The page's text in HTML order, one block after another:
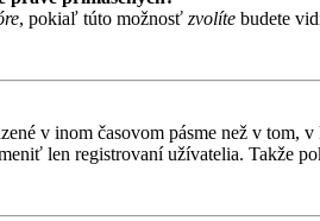
, pokiaľ túto možnosť zvolíte budete
v inom časovom pásme než v tom,
len registrovaní užívatelia. Takže